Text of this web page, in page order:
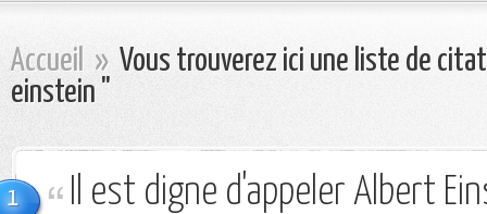
Accueil » Vous trouverez ici une liste de
einstein "
1
Il est digne d'appeler Albert